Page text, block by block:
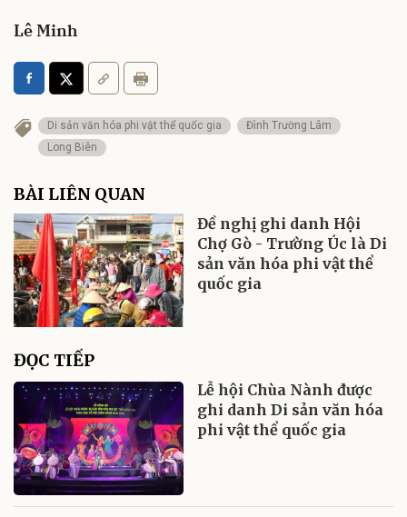
Lê Minh
Di sản văn hóa phi vật thể quốc gia
Đình Trường Lâm
Long Biên
BÀI LIÊN QUAN
Đề nghị ghi danh Hội
Chợ Gò - Trường Úc là Di
sản văn hóa phi vật thể
quốc gia
ĐỌC TIẾP
Lễ hội Chùa Nành được
ghi danh Di sản văn hóa
phi vật thể quốc gia